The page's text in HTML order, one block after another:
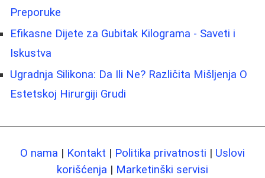
Preporuke
Efikasne Dijete za Gubitak Kilograma - Saveti i
Iskustva
Ugradnja Silikona: Da Ili Ne? Različita Mišljenja O
Estetskoj Hirurgiji Grudi
O nama | Kontakt | Politika privatnosti | Uslovi
korišćenja | Marketinški servisi